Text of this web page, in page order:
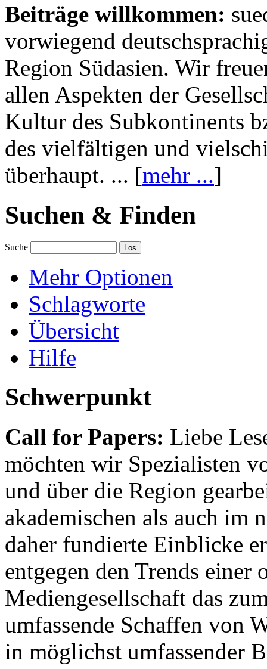
Beiträge willkommen:
vorwiegend
Region Südasien. Wir
allen Aspekten der
Kultur des Subkontinents
des vielfältigen und
überhaupt. ... [mehr ...]
Suchen & Finden
Suche
Mehr Optionen
Schlagworte
Übersicht
Hilfe
Schwerpunkt
Call for Papers: Liebe
möchten wir Spezialisten
und über die Region
akademischen als auch im
daher fundierte Einblicke
entgegen den Trends einer
Mediengesellschaft das
umfassende Schaffen von
in möglichst umfassender